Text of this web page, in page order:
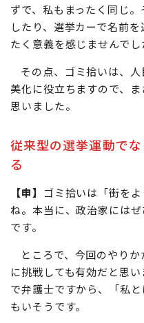
ずで、私もまったく同じ
したり、選挙カーで名前
たく意義を感じませんでし
その点、ゴミ拾いは、
美化に役立ちますので、
思いました。
従来型の選挙運動で
る
【申】
ゴミ拾いは「街を
ね。本当に、政治家には
です。
ところで、今回のやり
に挑戦しても有効だと思
で弁護士ですから、「私
もいそうです。